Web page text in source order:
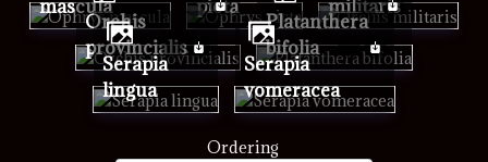
mascula
picta
militaris
Orchis
provincialis
Platanthera
bifolia
Serapia
lingua
Serapia
vomeracea
Ordering